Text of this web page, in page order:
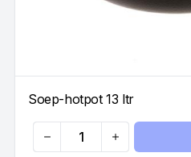
Soep-hotpot 13 ltr
Quantity